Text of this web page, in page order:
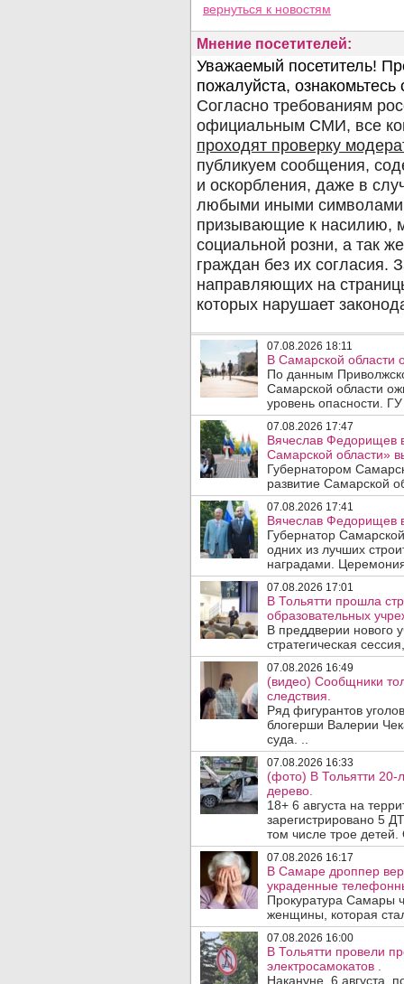
вернуться к новостям
Мнение посетителей:
07.08.2026 18:11
В Самарской области
По данным
Самарской области
уровень опасности.
07.08.2026 17:47
Вячеслав Федорищев
Самарской области»
Губернатором
развитие Самарской
07.08.2026 17:41
Вячеслав Федорищев
Губернатор
одних из лучших
наградами.
07.08.2026 17:01
В Тольятти прошла
образовательных
В преддверии нового
стратегическая
07.08.2026 16:49
(видео) Сообщники
следствия.
Ряд фигурантов
блогерши Валерии
суда. ..
07.08.2026 16:33
(фото) В Тольятти 20-
дерево.
18+ 6 августа на
зарегистрировано 5
том числе трое
07.08.2026 16:17
В Самаре дроппер
украденные
Прокуратура Самары
женщины, которая
07.08.2026 16:00
В Тольятти провели
электросамокатов .
Накануне, 6 августа,